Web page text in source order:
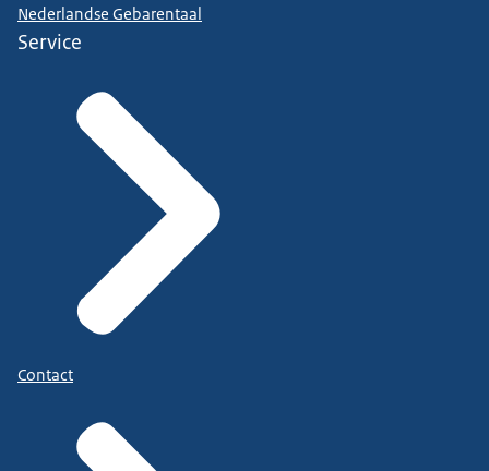
Nederlandse Gebarentaal
Service
Contact